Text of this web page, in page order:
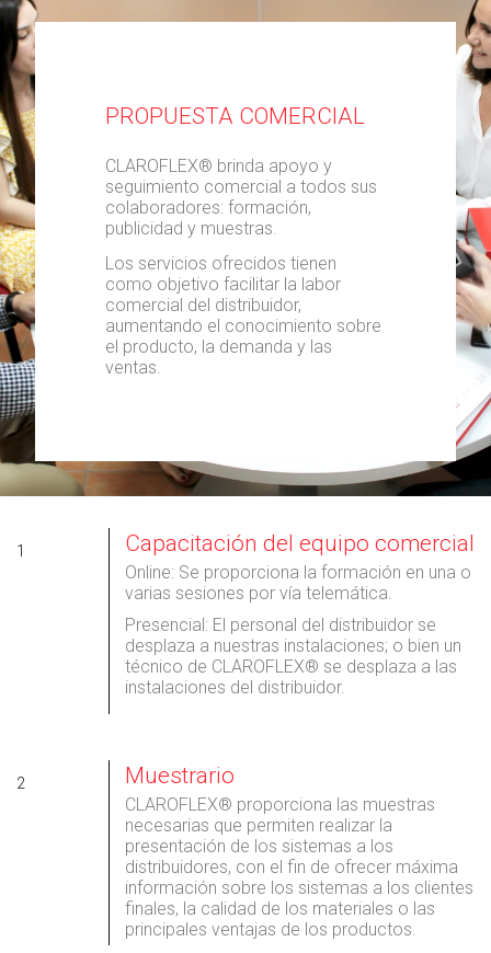
PROPUESTA COMERCIAL
CLAROFLEX® brinda apoyo y
seguimiento comercial a todos sus
colaboradores: formación,
publicidad y muestras.
Los servicios ofrecidos tienen
como objetivo facilitar la labor
comercial del distribuidor,
aumentando el conocimiento sobre
el producto, la demanda y las
ventas.
1 Capacitación del equipo comercial
Online: Se proporciona la formación en una o
varias sesiones por vía telemática.
Presencial: El personal del distribuidor se
desplaza a nuestras instalaciones; o bien un
técnico de CLAROFLEX® se desplaza a las
instalaciones del distribuidor.
2 Muestrario
CLAROFLEX® proporciona las muestras
necesarias que permiten realizar la
presentación de los sistemas a los
distribuidores, con el fin de ofrecer máxima
información sobre los sistemas a los clientes
finales, la calidad de los materiales o las
principales ventajas de los productos.